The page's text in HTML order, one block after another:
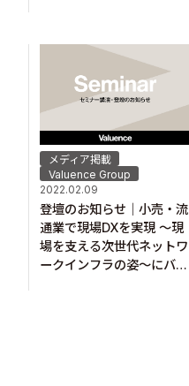
メディア掲載
Valuence Group
2022.02.09
登壇のお知らせ｜小売・流
通業で現場DXを実現 ～現
場を支える次世代ネットワ
ークインフラの姿～にバリ